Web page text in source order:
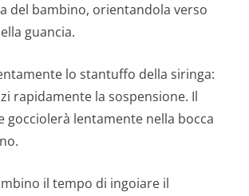
del bambino, orientandola verso
guancia.
lo stantuffo della siringa:
rapidamente la sospensione. Il
gocciolerà lentamente nella bocca
il tempo di ingoiare il